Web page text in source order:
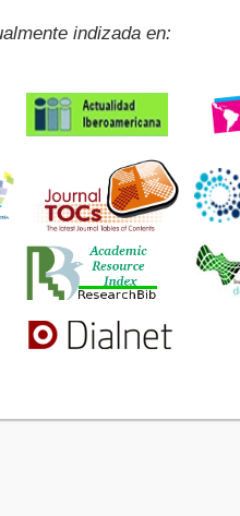
indizada en: